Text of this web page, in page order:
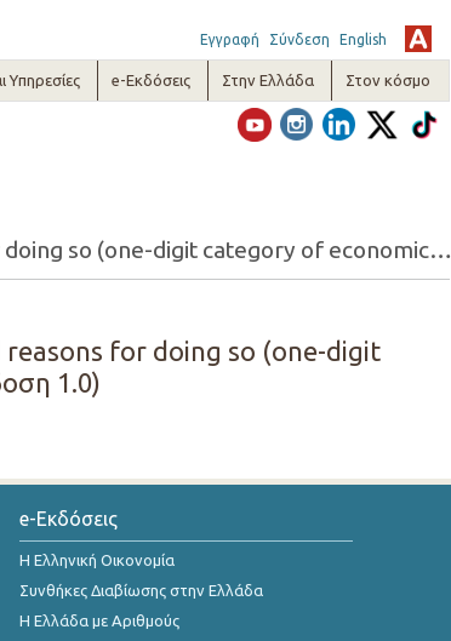
Εγγραφή Σύνδεση English
Υπηρεσίες e-Εκδόσεις Στην Ελλάδα Στον κόσμο
17. Persons 15+ employed but looking for another job and reasons for doing so (one-digit category of economic activity of the present job, sex)
for doing so (one-digit
1.0)
e-Εκδόσεις
Η Ελληνική Οικονομία
Συνθήκες Διαβίωσης στην Ελλάδα
Η Ελλάδα με Αριθμούς